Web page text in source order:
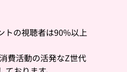
トの視聴者は90%以上
費活動の活発なZ世代